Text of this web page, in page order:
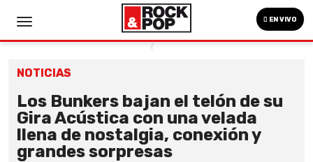
EN VIVO
NOTICIAS
Los Bunkers bajan el telón de su
Gira Acústica con una velada
llena de nostalgia, conexión y
grandes sorpresas